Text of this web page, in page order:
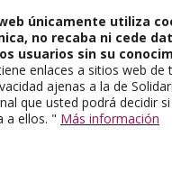
únicamente utiliza
no recaba ni cede
usuarios sin su
enlaces a sitios web de
ajenas a la de
que usted podrá decidir
a ellos. " Más información